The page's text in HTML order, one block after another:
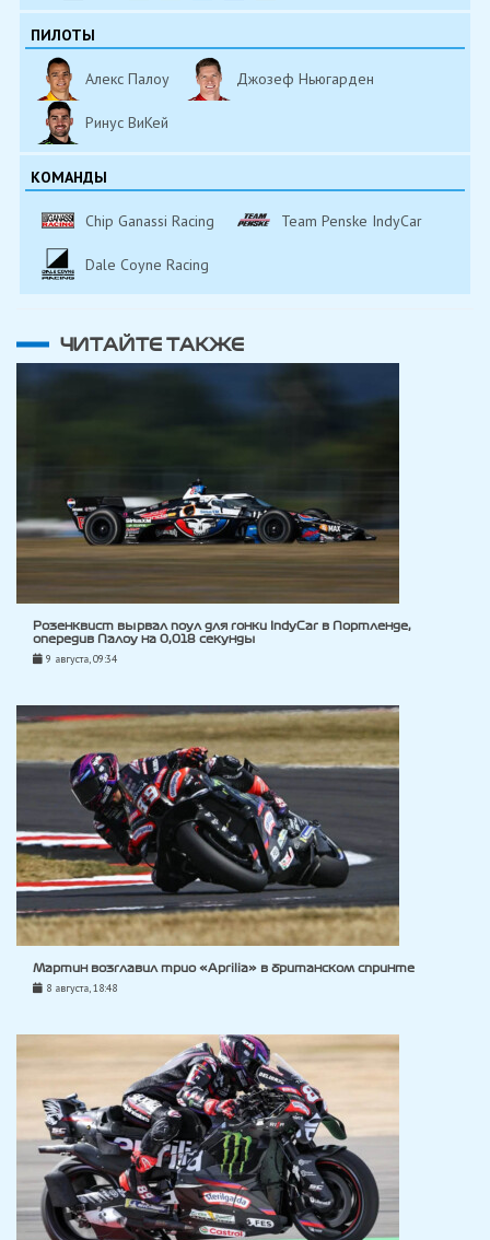
ПИЛОТЫ
Алекс Палоу Джозеф Ньюгарден
Ринус ВиКей
КОМАНДЫ
Chip Ganassi Racing Team Penske IndyCar
Dale Coyne Racing
ЧИТАЙТЕ ТАКЖЕ
Розенквист вырвал поул для гонки IndyCar в Портленде,
опередив Палоу на 0,018 секунды
9 августа, 09:34
Мартин возглавил трио «Aprilia» в британском спринте
8 августа, 18:48